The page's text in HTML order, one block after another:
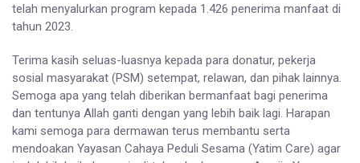
telah menyalurkan program kepada 1.426 penerima manfaat di
tahun 2023.
Terima kasih seluas-luasnya kepada para donatur, pekerja
sosial masyarakat (PSM) setempat, relawan, dan pihak lainnya.
Semoga apa yang telah diberikan bermanfaat bagi penerima
dan tentunya Allah ganti dengan yang lebih baik lagi. Harapan
kami semoga para dermawan terus membantu serta
mendoakan Yayasan Cahaya Peduli Sesama (Yatim Care) agar